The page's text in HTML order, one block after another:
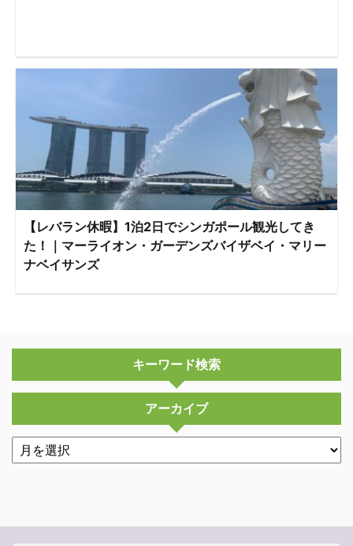
【レバラン休暇】1泊2日でシンガポール観光してき
た！｜マーライオン・ガーデンズバイザベイ・マリー
ナベイサンズ
キーワード検索
アーカイブ